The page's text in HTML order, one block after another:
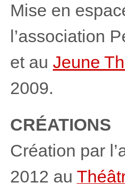
Mise en
l’association
et au Jeune
2009.
CRÉATIONS
Création par
2012 au